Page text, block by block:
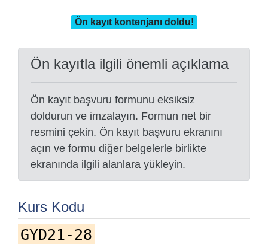
Ön kayıt kontenjanı doldu!
Ön kayıtla ilgili önemli açıklama
Ön kayıt başvuru formunu eksiksiz
doldurun ve imzalayın. Formun net bir
resmini çekin. Ön kayıt başvuru ekranını
açın ve formu diğer belgelerle birlikte
ekranında ilgili alanlara yükleyin.
Kurs Kodu
GYD21-28